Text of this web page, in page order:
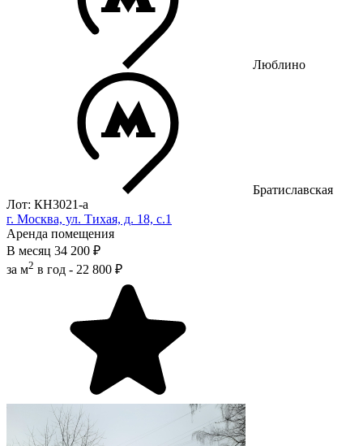
Люблино
Братиславская
Лот: КН3021-a
г. Москва, ул. Тихая, д. 18, с.1
Аренда помещения
В месяц 34 200 ₽
за м2 в год - 22 800 ₽